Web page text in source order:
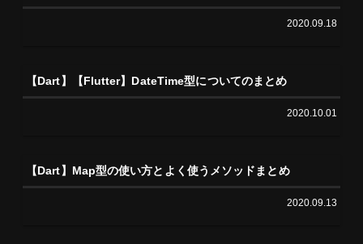
2020.09.18
【Dart】【Flutter】DateTime型についてのまとめ
2020.10.01
【Dart】Map型の使い方とよく使うメソッドまとめ
2020.09.13